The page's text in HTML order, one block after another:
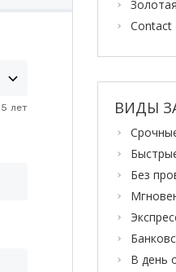
Contact
ВИДЫ
Без
В день